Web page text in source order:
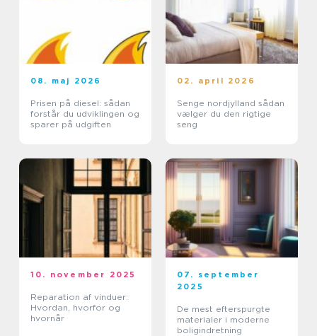
08. maj 2026
Prisen på diesel: sådan
forstår du udviklingen og
sparer på udgiften
02. april 2026
Senge nordjylland sådan
vælger du den rigtige
seng
10. november 2025
Reparation af vinduer:
Hvordan, hvorfor og
hvornår
07. september
2025
De mest efterspurgte
materialer i moderne
boligindretning